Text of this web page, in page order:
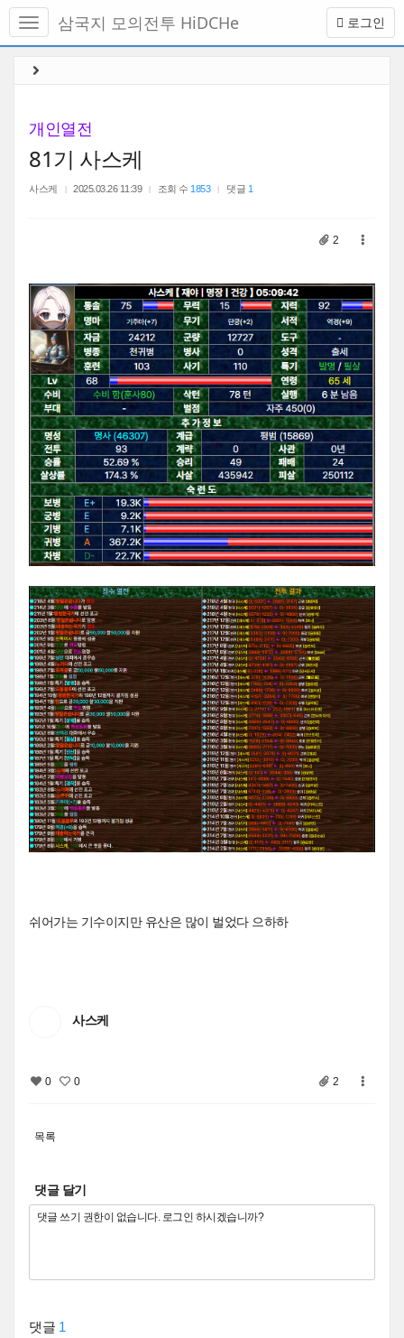
메
토
로그인
삼국지 모의전투 HiDCHe
개인열전
81기 사스케
사스케 2025.03.26 11:39 조회 수 1853 댓글 1
2
쉬어가는 기수이지만 유산은 많이 벌었다 으하하
사스케
0 0 2
목록
댓글 달기
댓글 1